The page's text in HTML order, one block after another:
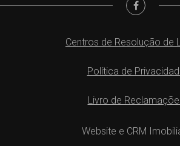
Centros de Resolução de
Política de
Livro de
Website e CRM